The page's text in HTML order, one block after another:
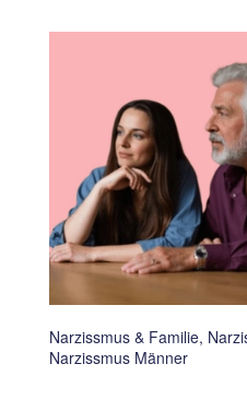
Narzissmus & Familie,
Narzissmus Männer